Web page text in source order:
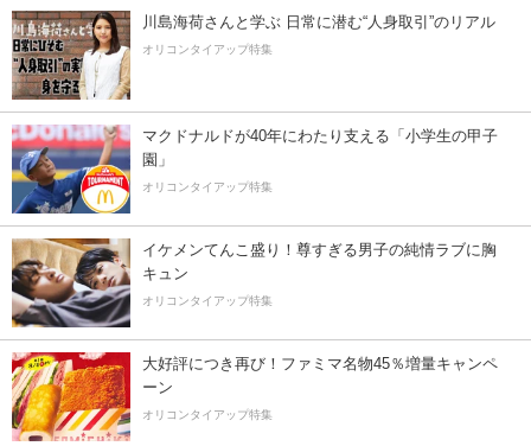
川島海荷さんと学ぶ 日常に潜む“人身取引”のリアル
オリコンタイアップ特集
マクドナルドが40年にわたり支える「小学生の甲子
園」
オリコンタイアップ特集
イケメンてんこ盛り！尊すぎる男子の純情ラブに胸
キュン
オリコンタイアップ特集
大好評につき再び！ファミマ名物45％増量キャンペ
ーン
オリコンタイアップ特集